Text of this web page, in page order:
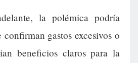
la polémica podría
confirman gastos excesivos o
beneficios claros para la